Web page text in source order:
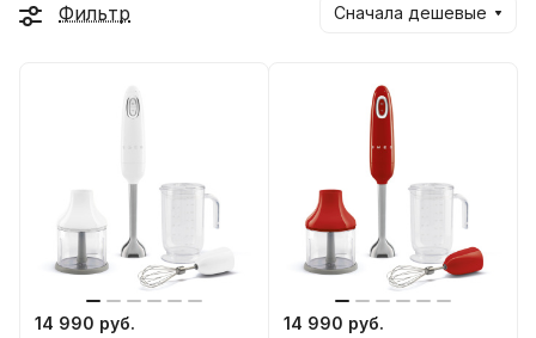
Фильтр Сначала дешевые
14 990 руб. 14 990 руб.